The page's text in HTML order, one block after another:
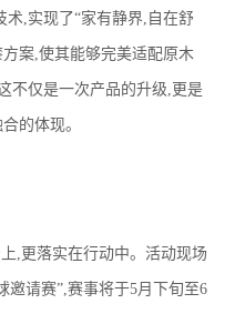
术,实现了“家有静界,自在舒
案,使其能够完美适配原木
不仅是一次产品的升级,更是
的体现。
,更落实在行动中。活动现场
邀请赛”,赛事将于5月下旬至6